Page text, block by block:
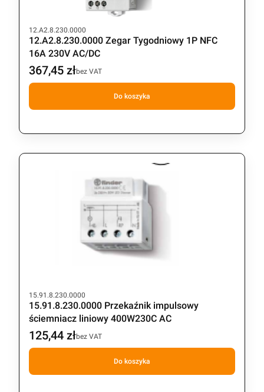
Kod produktu
12.A2.8.230.0000
12.A2.8.230.0000 Zegar Tygodniowy 1P NFC
16A 230V AC/DC
Cena
367,45 złbez VAT
Do koszyka
Kod produktu
15.91.8.230.0000
15.91.8.230.0000 Przekaźnik impulsowy
ściemniacz liniowy 400W230C AC
Cena
125,44 złbez VAT
Do koszyka